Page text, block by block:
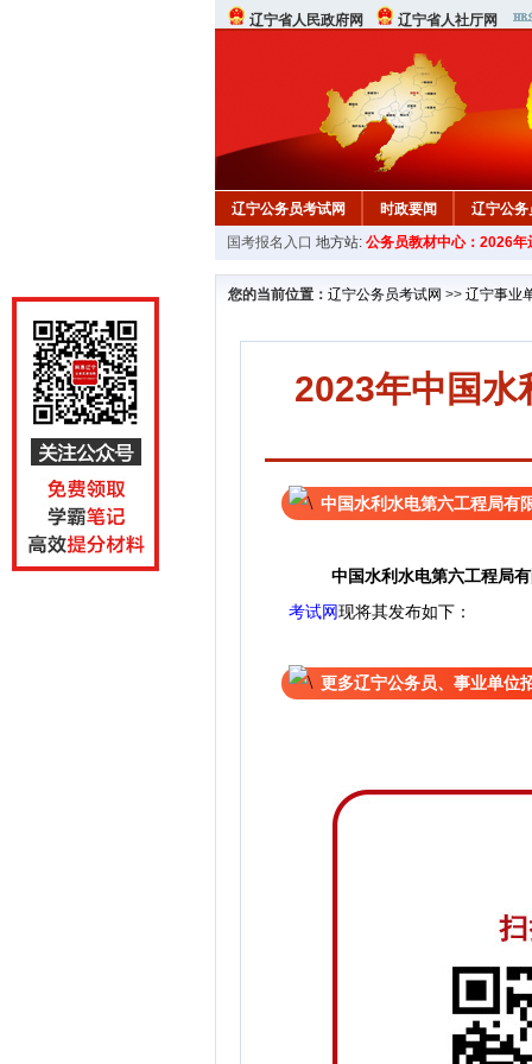
辽宁省人民政府网 辽宁省人社厅网
辽宁公务员考试网 时政要闻 辽宁公务
在线咨询 教材中心
国考报名入口 地方站: 公务员教材中心：2026年
您的当前位置： 辽宁公务员考试网 >> 辽宁事业
2023年中国水
中国水利水电第六工程局有
中国水利水电第六工程局
考试网现将其发布如下：
更多辽宁公务员、事业单位